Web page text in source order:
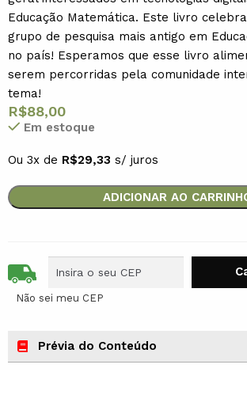
Educação Matemática. Este livro
grupo de pesquisa mais antigo em
no país! Esperamos que esse livro
serem percorridas pela comunidade
tema!
R$88,00
Em estoque
Ou 3x de R$29,33 s/ juros
ADICIONAR AO
Não sei meu CEP
Prévia do Conteúdo